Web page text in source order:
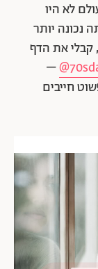
לא היו
נכונה יותר
קבלי את הדף
–
חייבים